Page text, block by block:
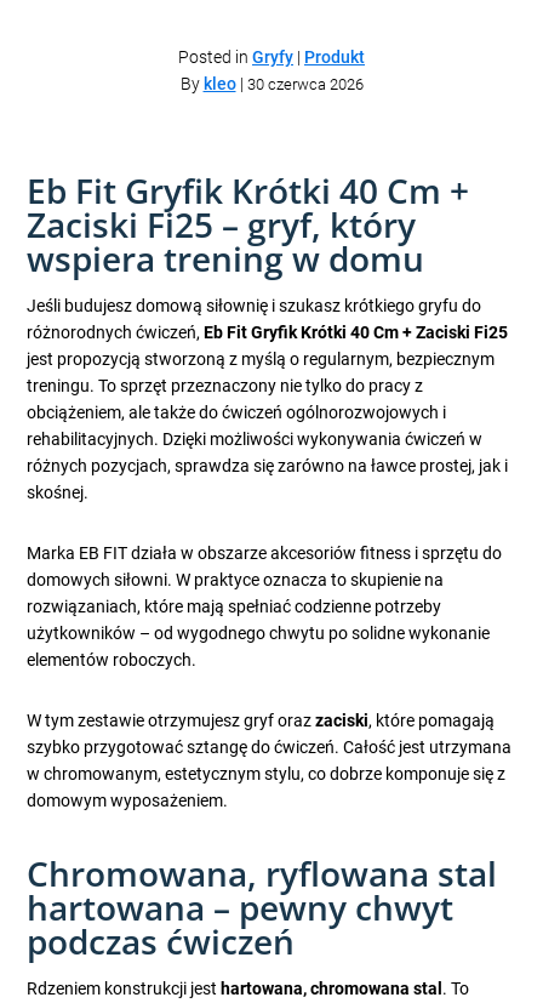
Posted in Gryfy | Produkt
By kleo| 30 czerwca 2026
Eb Fit Gryfik Krótki 40 Cm +
Zaciski Fi25 – gryf, który
wspiera trening w domu
Jeśli budujesz domową siłownię i szukasz krótkiego gryfu do
różnorodnych ćwiczeń,Eb Fit Gryfik Krótki 40 Cm + Zaciski Fi25
jest propozycją stworzoną z myślą o regularnym, bezpiecznym
treningu. To sprzęt przeznaczony nie tylko do pracy z
obciążeniem, ale także do ćwiczeń ogólnorozwojowych i
rehabilitacyjnych. Dzięki możliwości wykonywania ćwiczeń w
różnych pozycjach, sprawdza się zarówno na ławce prostej, jak i
skośnej.
Marka EB FIT działa w obszarze akcesoriów fitness i sprzętu do
domowych siłowni. W praktyce oznacza to skupienie na
rozwiązaniach, które mają spełniać codzienne potrzeby
użytkowników – od wygodnego chwytu po solidne wykonanie
elementów roboczych.
W tym zestawie otrzymujesz gryf orazzaciski, które pomagają
szybko przygotować sztangę do ćwiczeń. Całość jest utrzymana
w chromowanym, estetycznym stylu, co dobrze komponuje się z
domowym wyposażeniem.
Chromowana, ryflowana stal
hartowana – pewny chwyt
podczas ćwiczeń
Rdzeniem konstrukcji jest hartowana, chromowana stal . To